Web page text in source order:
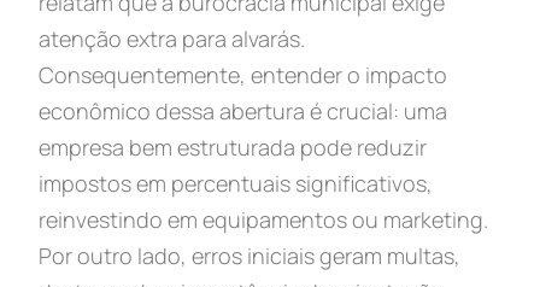
atenção extra para alvarás.
Consequentemente, entender o impacto
econômico dessa abertura é crucial: uma
empresa bem estruturada pode reduzir
impostos em percentuais significativos,
reinvestindo em equipamentos ou marketing.
Por outro lado, erros iniciais geram multas,